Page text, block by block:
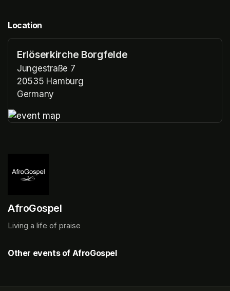
Location
Erlöserkirche Borgfelde
Jungestraße 7
20535 Hamburg
Germany
AfroGospel
Living a life of praise
Other events of AfroGospel